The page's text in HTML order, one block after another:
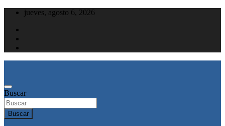
Saltar
contenido
jueves, agosto 6, 2026
Buscar
Buscar